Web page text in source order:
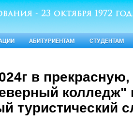
АБИТУРИЕНТАМ СТУДЕНТАМ
в
колледж"
туристический